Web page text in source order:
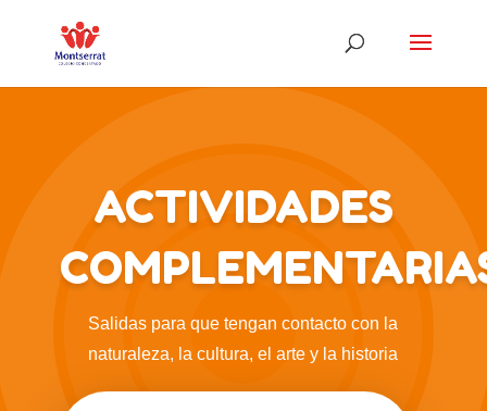
ACTIVIDADES
Salidas para que tengan contacto con la
naturaleza, la cultura, el arte y la historia